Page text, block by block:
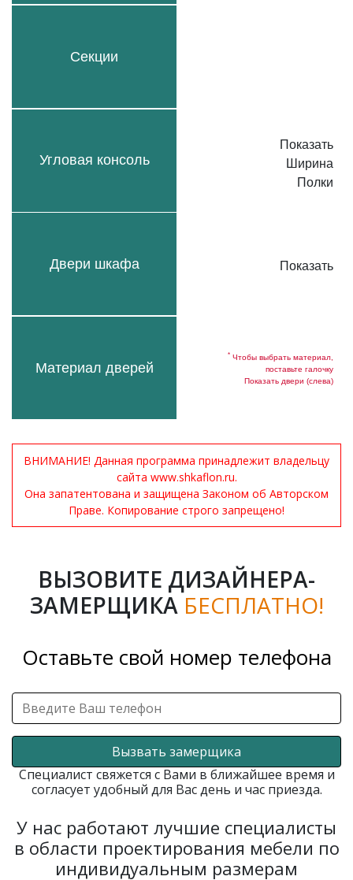
Секции
Угловая консоль
Двери шкафа
Материал дверей
Показать
Ширина
Полки
Показать
* Чтобы выбрать материал,
поставьте галочку
Показать двери (слева)
ВНИМАНИЕ! Данная программа принадлежит владельцу
сайта www.shkaflon.ru.
Она запатентована и защищена Законом об Авторском
Праве. Копирование строго запрещено!
ВЫЗОВИТЕ ДИЗАЙНЕРА-
ЗАМЕРЩИКА БЕСПЛАТНО!
Оставьте свой номер телефона
Вызвать замерщика
Специалист свяжется с Вами в ближайшее время и
согласует удобный для Вас день и час приезда.
У нас работают лучшие специалисты
в области проектирования мебели по
индивидуальным размерам